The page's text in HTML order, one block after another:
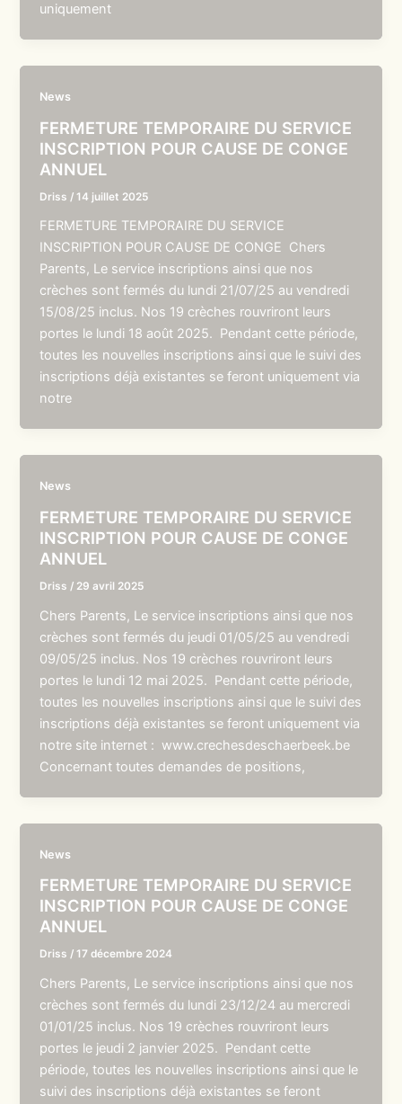
uniquement
News
FERMETURE TEMPORAIRE DU SERVICE
INSCRIPTION POUR CAUSE DE CONGE
ANNUEL
Driss /14 juillet 2025
FERMETURE TEMPORAIRE DU SERVICE
INSCRIPTION POUR CAUSE DE CONGE Chers
Parents, Le service inscriptions ainsi que nos
crèches sont fermés du lundi 21/07/25 au vendredi
15/08/25 inclus. Nos 19 crèches rouvriront leurs
portes le lundi 18 août 2025. Pendant cette période,
toutes les nouvelles inscriptions ainsi que le suivi des
inscriptions déjà existantes se feront uniquement via
notre
News
FERMETURE TEMPORAIRE DU SERVICE
INSCRIPTION POUR CAUSE DE CONGE
ANNUEL
Driss / 29 avril 2025
Chers Parents, Le service inscriptions ainsi que nos
crèches sont fermés du jeudi 01/05/25 au vendredi
09/05/25 inclus. Nos 19 crèches rouvriront leurs
portes le lundi 12 mai 2025. Pendant cette période,
toutes les nouvelles inscriptions ainsi que le suivi des
inscriptions déjà existantes se feront uniquement via
notre site internet : www.crechesdeschaerbeek.be
Concernant toutes demandes de positions,
News
FERMETURE TEMPORAIRE DU SERVICE
INSCRIPTION POUR CAUSE DE CONGE
ANNUEL
Driss /17 décembre 2024
Chers Parents, Le service inscriptions ainsi que nos
crèches sont fermés du lundi 23/12/24 au mercredi
01/01/25 inclus. Nos 19 crèches rouvriront leurs
portes le jeudi 2 janvier 2025. Pendant cette
période, toutes les nouvelles inscriptions ainsi que le
suivi des inscriptions déjà existantes se feront